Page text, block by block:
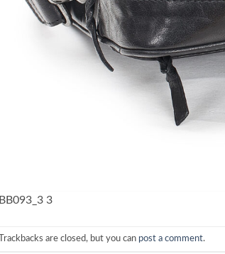
BB093_3 3
Trackbacks are closed, but you can post a comment.